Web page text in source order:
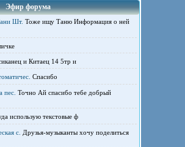
Эфир форума
Шт. Тоже ищу Таню Информация о ней
и Китаец 14 5тр и
Спасибо
пес. Точно Ай спасибо тебе добрый
использую текстовые ф
с. Друзья-музыканты хочу поделиться